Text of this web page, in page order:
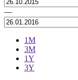
—
1М
3М
1Y
3Y